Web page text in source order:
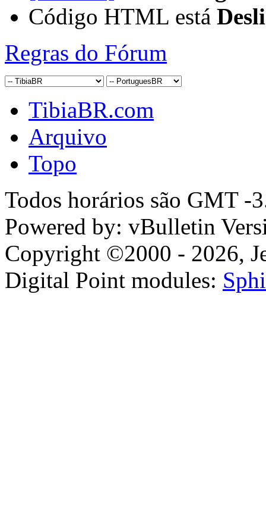
Código HTML está
Regras do Fórum
TibiaBR.com
Arquivo
Topo
Todos horários são GMT -
Powered by: vBulletin
Copyright ©2000 - 2026,
Digital Point modules: